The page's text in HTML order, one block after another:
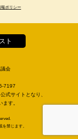
報ポリシー
ト
議会
7197
式サイトとなり、
す。
禁じます。